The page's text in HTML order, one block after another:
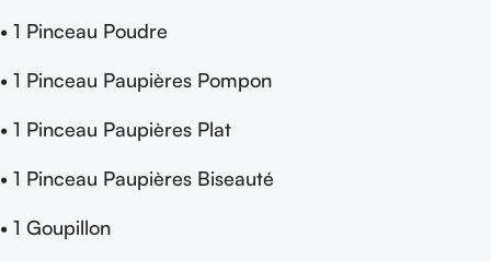
• 1 Pinceau Poudre
• 1 Pinceau Paupières Pompon
• 1 Pinceau Paupières Plat
• 1 Pinceau Paupières Biseauté
• 1 Goupillon